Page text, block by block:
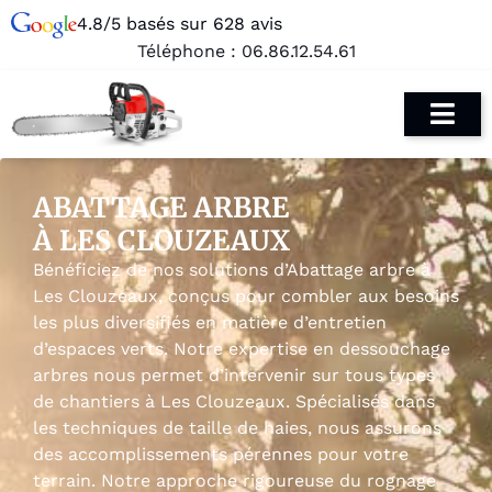
4.8/5 basés sur 628 avis
Téléphone : 06.86.12.54.61
ABATTAGE ARBRE
À LES CLOUZEAUX
Bénéficiez de nos solutions d’Abattage arbre à
Les Clouzeaux, conçus pour combler aux besoins
les plus diversifiés en matière d’entretien
d’espaces verts. Notre expertise en dessouchage
arbres nous permet d’intervenir sur tous types
de chantiers à Les Clouzeaux. Spécialisés dans
les techniques de taille de haies, nous assurons
des accomplissements pérennes pour votre
terrain. Notre approche rigoureuse du rognage